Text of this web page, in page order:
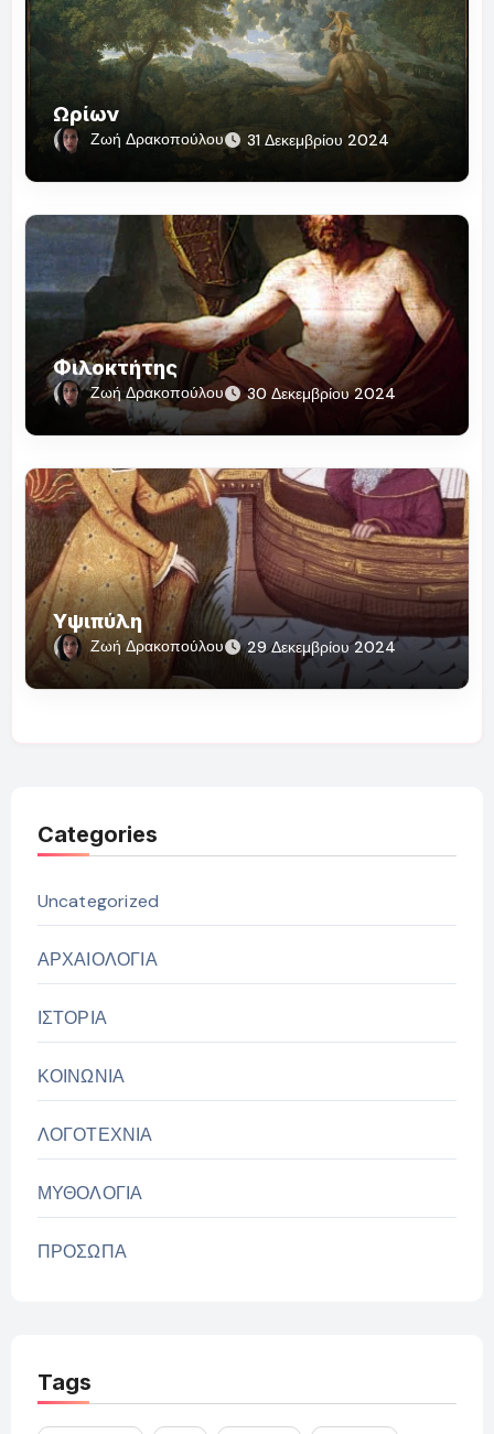
Ωρίων
Ζωή Δρακοπούλου 31 Δεκεμβρίου 2024
Φιλοκτήτης
Ζωή Δρακοπούλου 30 Δεκεμβρίου 2024
Υψιπύλη
Ζωή Δρακοπούλου 29 Δεκεμβρίου 2024
Categories
Uncategorized
ΑΡΧΑΙΟΛΟΓΙΑ
ΙΣΤΟΡΙΑ
ΚΟΙΝΩΝΙΑ
ΛΟΓΟΤΕΧΝΙΑ
ΜΥΘΟΛΟΓΙΑ
ΠΡΟΣΩΠΑ
Tags